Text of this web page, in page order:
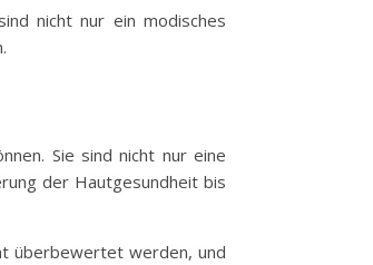
nicht nur ein modisches
Sie sind nicht nur eine
der Hautgesundheit bis
überbewertet werden, und